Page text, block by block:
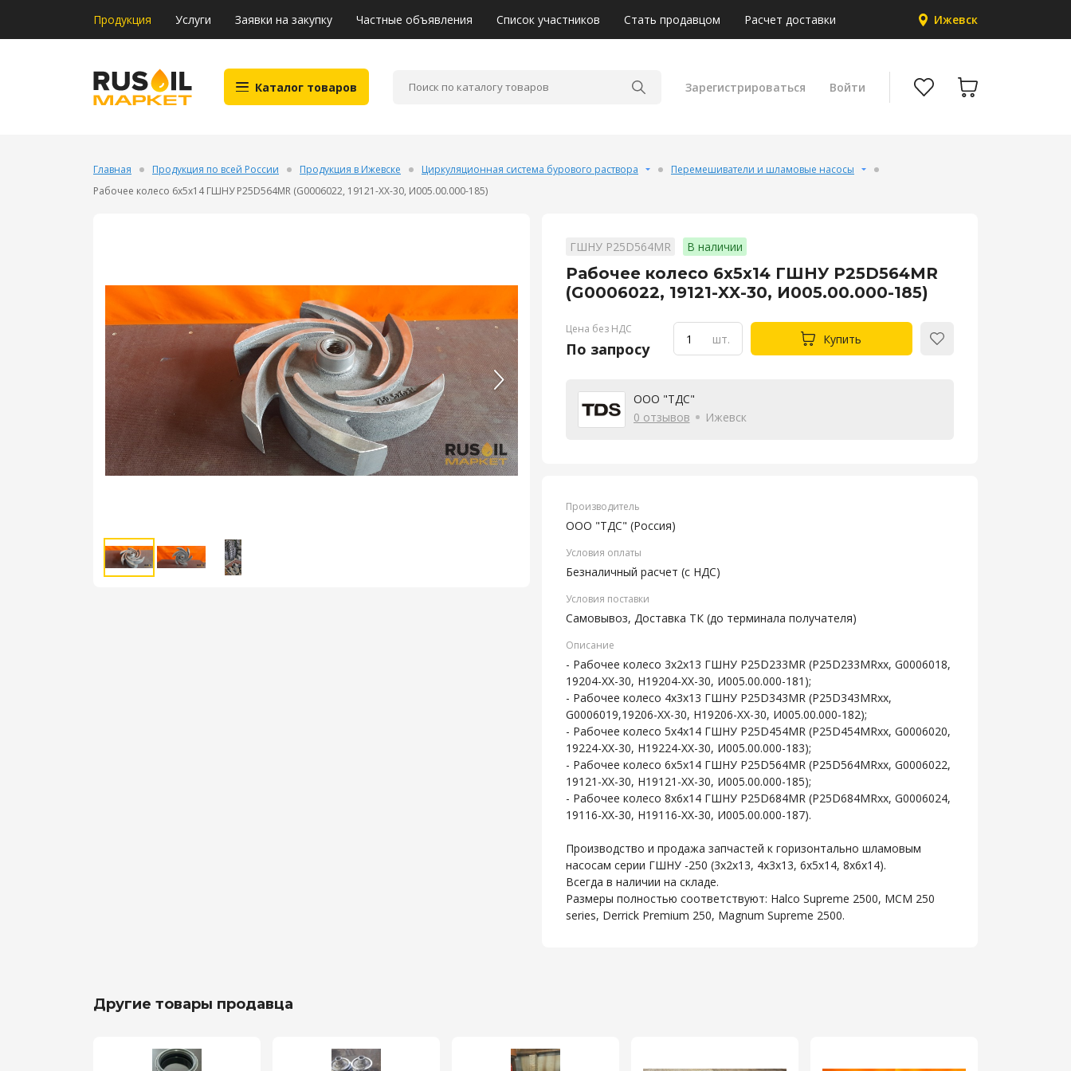
Продукция Услуги Заявки на закупку Частные объявления Список участников Стать продавцом Расчет доставки Ижевск
Каталог товаров Зарегистрироваться Войти
Главная Продукция по всей России Продукция в Ижевске Циркуляционная система бурового раствора
Перемешиватели и шламовые насосы
Рабочее колесо 6х5х14 ГШНУ P25D564MR (G0006022, 19121-XX-30, И005.00.000-185)
ГШНУ P25D564MR В наличии
Рабочее колесо 6х5х14 ГШНУ P25D564MR
(G0006022, 19121-XX-30, И005.00.000-185)
Цена без НДС
По запросу
шт. Купить
ООО "ТДС"
0 отзывов
Ижевск
Производитель
ООО "ТДС" (Россия)
Условия оплаты
Безналичный расчет (с НДС)
Условия поставки
Самовывоз, Доставка ТК (до терминала получателя)
Описание
- Рабочее колесо 3х2х13 ГШНУ P25D233MR (P25D233MRхх, G0006018,
19204-XX-30, H19204-XX-30, И005.00.000-181);
- Рабочее колесо 4х3х13 ГШНУ P25D343MR (P25D343MRхх,
G0006019,19206-XX-30, Н19206-XX-30, И005.00.000-182);
- Рабочее колесо 5х4х14 ГШНУ P25D454MR (Р25D454MRхх, G0006020,
19224-XX-30, H19224-XX-30, И005.00.000-183);
- Рабочее колесо 6х5х14 ГШНУ P25D564MR (P25D564MRхх, G0006022,
19121-XX-30, H19121-XX-30, И005.00.000-185);
- Рабочее колесо 8х6х14 ГШНУ P25D684MR (P25D684MRхх, G0006024,
19116-XX-30, H19116-XX-30, И005.00.000-187).
Производство и продажа запчастей к горизонтально шламовым
насосам серии ГШНУ -250 (3х2х13, 4х3х13, 6х5х14, 8х6х14).
Всегда в наличии на складе.
Размеры полностью соответствуют: Halco Supreme 2500, MCM 250
series, Derrick Premium 250, Magnum Supreme 2500.
Другие товары продавца